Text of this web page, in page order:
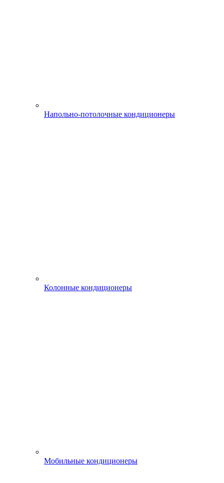
Напольно-потолочные кондиционеры
Колонные кондиционеры
Мобильные кондиционеры